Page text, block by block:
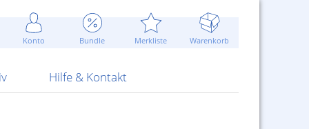
Konto Bundle Merkliste Warenkorb
Attrappen Blitzschnell...
Sommerpreise u.v.m.
ARS Pirotecnia
Hilfe & Kontakt
Kontaktformular
AGB